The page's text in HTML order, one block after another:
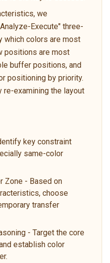
we
Execute" three-
which colors are most
positions are most
buffer positions, and
positioning by priority.
re-examining the layout
key constraint
same-color
Zone - Based on
choose
transfer
- Target the core
establish color